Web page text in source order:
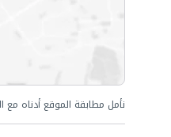
نأمل مطابقة الموقع أدناه